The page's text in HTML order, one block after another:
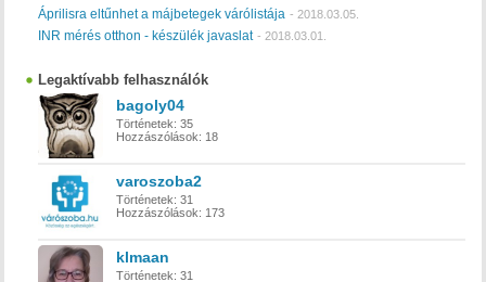
Áprilisra eltűnhet a májbetegek várólistája - 2018.03.05.
INR mérés otthon - készülék javaslat - 2018.03.01.
Legaktívabb felhasználók
bagoly04
Történetek: 35
Hozzászólások: 18
varoszoba2
Történetek: 31
Hozzászólások: 173
klmaan
Történetek: 31